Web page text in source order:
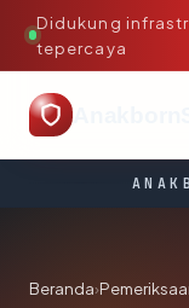
Didukung
tepercaya
Beranda›